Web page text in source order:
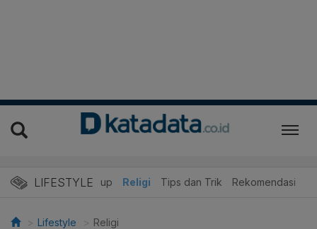
LIFESTYLE
Edukasi Gaya Hidup Religi Tips dan Trik Rekomendasi
Lifestyle Religi